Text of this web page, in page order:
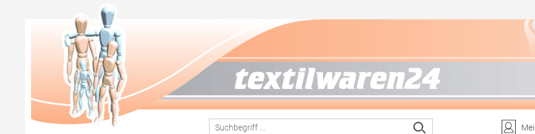
Zur Hauptnavigation springen